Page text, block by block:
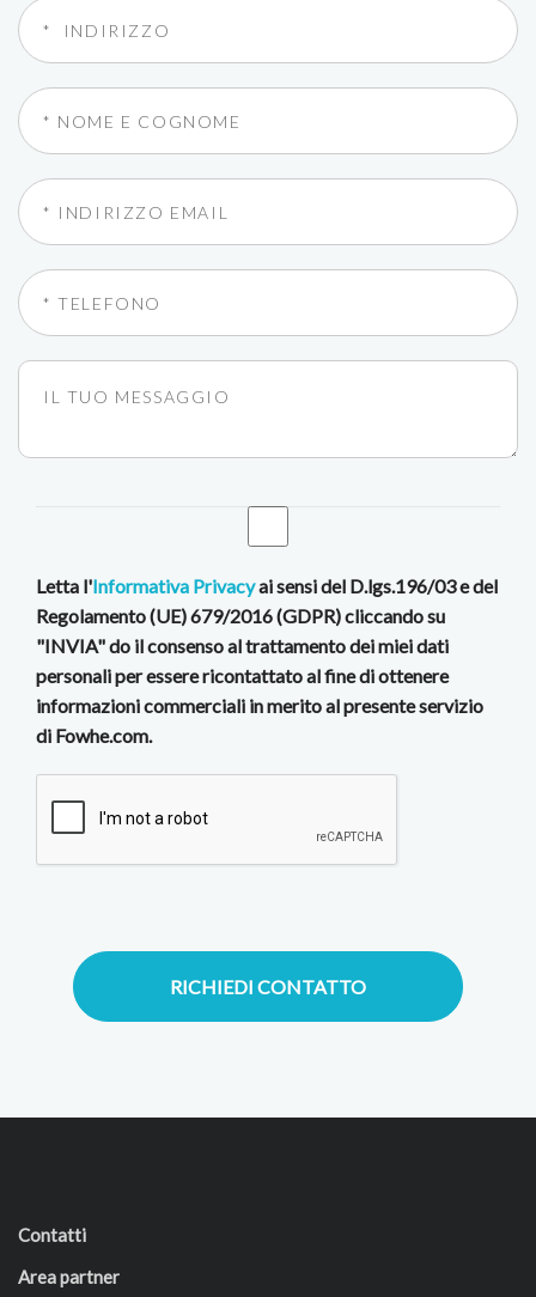
Letta l'Informativa Privacyai sensi del D.lgs.196/03 e del
Regolamento (UE) 679/2016 (GDPR) cliccando su
"INVIA" do il consenso al trattamento dei miei dati
personali per essere ricontattato al fine di ottenere
informazioni commerciali in merito al presente servizio
di Fowhe.com.
RICHIEDI CONTATTO
Contatti
Area partner